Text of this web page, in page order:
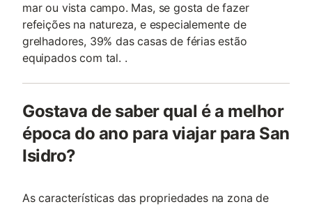
mar ou vista campo. Mas, se gosta de fazer
refeições na natureza, e especialemente de
grelhadores, 39% das casas de férias estão
equipados com tal. .
Gostava de saber qual é a melhor
época do ano para viajar para San
Isidro?
As características das propriedades na zona de